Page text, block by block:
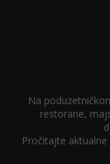
Na
restorane,
Pročitajte